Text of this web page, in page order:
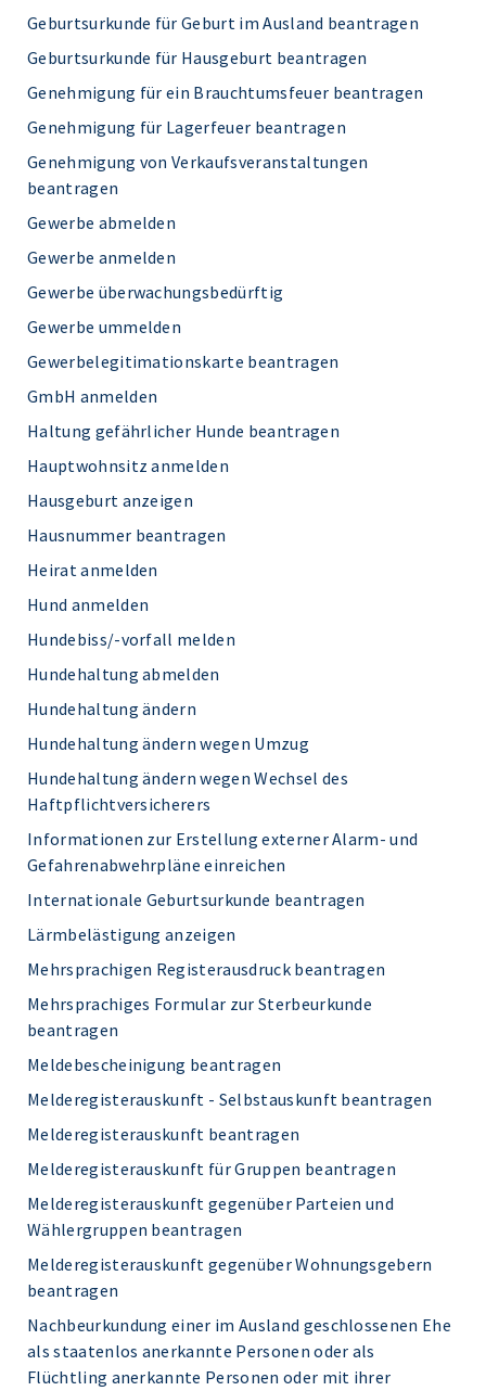
Geburtsurkunde für Geburt im Ausland beantragen
Geburtsurkunde für Hausgeburt beantragen
Genehmigung für ein Brauchtumsfeuer beantragen
Genehmigung für Lagerfeuer beantragen
Genehmigung von Verkaufsveranstaltungen
beantragen
Gewerbe abmelden
Gewerbe anmelden
Gewerbe überwachungsbedürftig
Gewerbe ummelden
Gewerbelegitimationskarte beantragen
GmbH anmelden
Haltung gefährlicher Hunde beantragen
Hauptwohnsitz anmelden
Hausgeburt anzeigen
Hausnummer beantragen
Heirat anmelden
Hund anmelden
Hundebiss/-vorfall melden
Hundehaltung abmelden
Hundehaltung ändern
Hundehaltung ändern wegen Umzug
Hundehaltung ändern wegen Wechsel des
Haftpflichtversicherers
Informationen zur Erstellung externer Alarm- und
Gefahrenabwehrpläne einreichen
Internationale Geburtsurkunde beantragen
Lärmbelästigung anzeigen
Mehrsprachigen Registerausdruck beantragen
Mehrsprachiges Formular zur Sterbeurkunde
beantragen
Meldebescheinigung beantragen
Melderegisterauskunft - Selbstauskunft beantragen
Melderegisterauskunft beantragen
Melderegisterauskunft für Gruppen beantragen
Melderegisterauskunft gegenüber Parteien und
Wählergruppen beantragen
Melderegisterauskunft gegenüber Wohnungsgebern
beantragen
Nachbeurkundung einer im Ausland geschlossenen Ehe
als staatenlos anerkannte Personen oder als
Flüchtling anerkannte Personen oder mit ihrer